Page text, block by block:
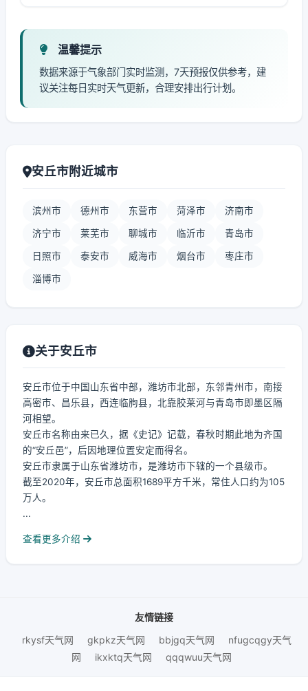
温馨提示
数据来源于气象部门实时监测，7天预报仅供参考，建
议关注每日实时天气更新，合理安排出行计划。
安丘市附近城市
滨州市 德州市 东营市 菏泽市 济南市
济宁市 莱芜市 聊城市 临沂市 青岛市
日照市 泰安市 威海市 烟台市 枣庄市
淄博市
关于安丘市
安丘市位于中国山东省中部，潍坊市北部，东邻青州市，南接
高密市、昌乐县，西连临朐县，北靠胶莱河与青岛市即墨区隔
河相望。
安丘市名称由来已久，据《史记》记载，春秋时期此地为齐国
的“安丘邑”，后因地理位置安定而得名。
安丘市隶属于山东省潍坊市，是潍坊市下辖的一个县级市。
截至2020年，安丘市总面积1689平方千米，常住人口约为105
万人。
...
查看更多介绍
友情链接
rkysf天气网
gkpkz天气网 bbjgq天气网
nfugcqgy天气
网
ikxktq天气网 qqqwuu天气网